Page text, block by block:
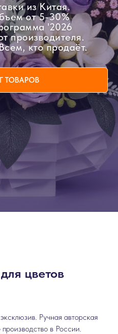
из Китая.
от 5-30%
'2026
производителя.
кто продаёт.
ТОВАРОВ
цветов
Ручная авторская
в России.